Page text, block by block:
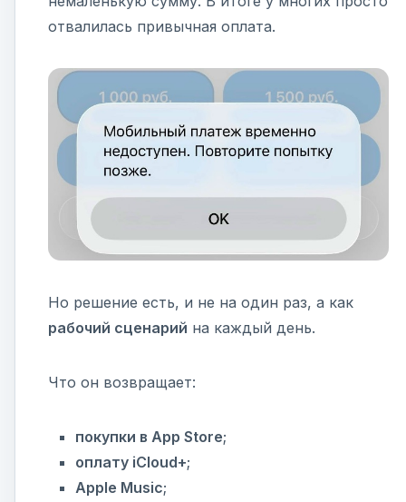
отвалилась привычная оплата.
Но решение есть, и не на один раз, а как
рабочий сценарий на каждый день.
Что он возвращает:
покупки в App Store;
оплату iCloud+;
Apple Music;